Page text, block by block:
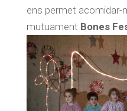
ens permet acomidar-
mutuament Bones